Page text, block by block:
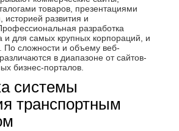
товаров, презентациями
историей развития и
разработка
и для самых крупных корпораций, и
По сложности и объему веб-
в диапазоне от сайтов-
бизнес-порталов.
системы
транспортным